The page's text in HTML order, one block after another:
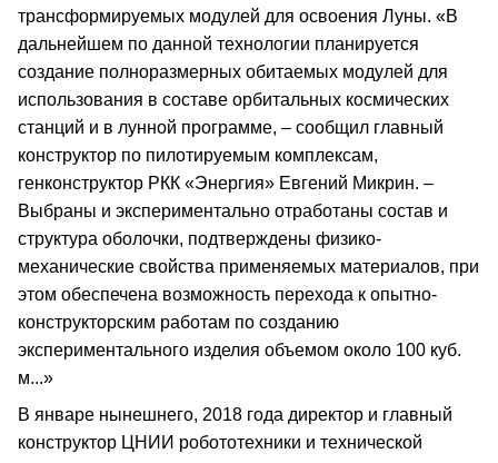
трансформируемых модулей для освоения Луны. «В
дальнейшем по данной технологии планируется
создание полноразмерных обитаемых модулей для
использования в составе орбитальных космических
станций и в лунной программе, – сообщил главный
конструктор по пилотируемым комплексам,
генконструктор РКК «Энергия» Евгений Микрин. –
Выбраны и экспериментально отработаны состав и
структура оболочки, подтверждены физико-
механические свойства применяемых материалов, при
этом обеспечена возможность перехода к опытно-
конструкторским работам по созданию
экспериментального изделия объемом около 100 куб.
м...»
В январе нынешнего, 2018 года директор и главный
конструктор ЦНИИ робототехники и технической